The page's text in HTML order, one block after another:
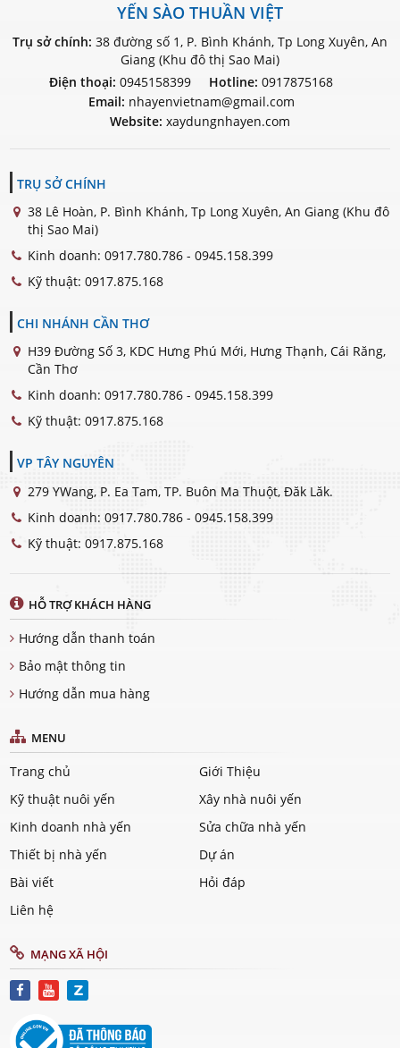
YẾN SÀO THUẦN VIỆT
Trụ sở chính: 38 đường số 1, P. Bình Khánh, Tp Long Xuyên, An
Giang (Khu đô thị Sao Mai)
Điện thoại: 0945158399 Hotline: 0917875168
Email: nhayenvietnam@gmail.com
Website: xaydungnhayen.com
TRỤ SỞ CHÍNH
38 Lê Hoàn, P. Bình Khánh, Tp Long Xuyên, An Giang (Khu đô
thị Sao Mai)
Kinh doanh:0917.780.786 - 0945.158.399
Kỹ thuật:0917.875.168
CHI NHÁNH CẦN THƠ
H39 Đường Số 3, KDC Hưng Phú Mới, Hưng Thạnh, Cái Răng,
Cần Thơ
Kinh doanh:0917.780.786 - 0945.158.399
Kỹ thuật:0917.875.168
VP TÂY NGUYÊN
279 YWang, P. Ea Tam, TP. Buôn Ma Thuột, Đăk Lăk.
Kinh doanh:0917.780.786 - 0945.158.399
Kỹ thuật:0917.875.168
HỖ TRỢ KHÁCH HÀNG
Hướng dẫn thanh toán
Bảo mật thông tin
Hướng dẫn mua hàng
MENU
Trang chủ
Giới Thiệu
Kỹ thuật nuôi yến
Xây nhà nuôi yến
Kinh doanh nhà yến
Sửa chữa nhà yến
Thiết bị nhà yến
Dự án
Bài viết
Hỏi đáp
Liên hệ
MẠNG XÃ HỘI